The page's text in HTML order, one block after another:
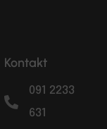
Kontakt
091 2233
631